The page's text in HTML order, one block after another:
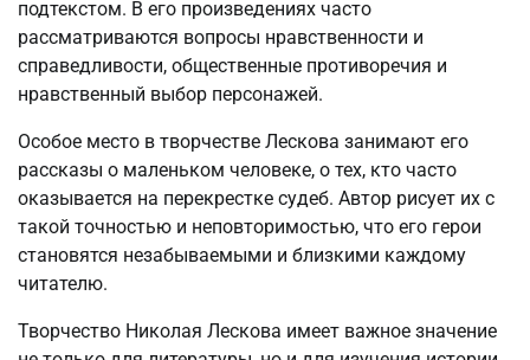
подтекстом. В его произведениях часто
рассматриваются вопросы нравственности и
справедливости, общественные противоречия и
нравственный выбор персонажей.
Особое место в творчестве Лескова занимают его
рассказы о маленьком человеке, о тех, кто часто
оказывается на перекрестке судеб. Автор рисует их с
такой точностью и неповторимостью, что его герои
становятся незабываемыми и близкими каждому
читателю.
Творчество Николая Лескова имеет важное значение